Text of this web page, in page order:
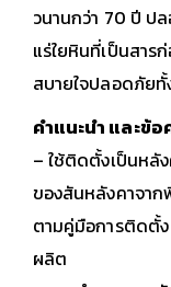
วนานกว่า 70 ปี ป
แร่ใยหินที่เป็นสาร
สบายใจปลอดภัยทั้
คำแนะนำ และข้อ
– ใช้ติดตั้งเป็นหลั
ของสันหลังคาจา
ตามคู่มือการติดตั้
ผลิต